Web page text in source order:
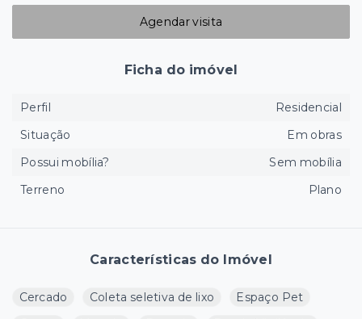
Características do Imóvel
Cercado Coleta seletiva de lixo
Espaço Pet
Agendar visita
Ficha do imóvel
Perfil
Residencial
Situação
Em obras
Possui mobília?
Sem mobília
Terreno
Plano